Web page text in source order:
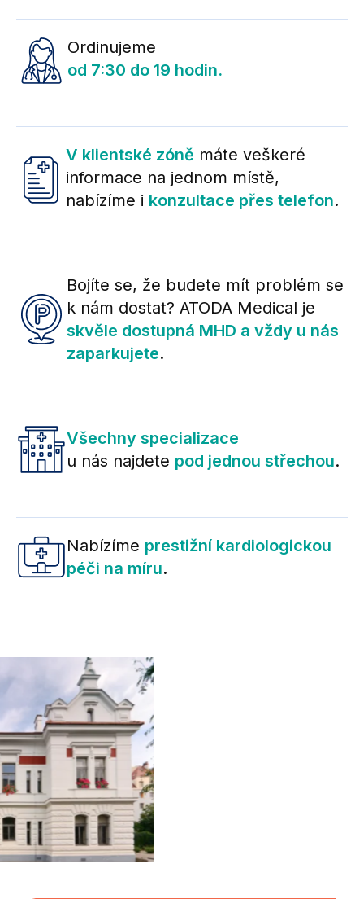
Ordinujeme
od 7:30 do 19 hodin.
V klientské zóně máte veškeré
informace na jednom místě,
nabízíme i konzultace přes telefon.
Bojíte se, že budete mít problém se
k nám dostat? ATODA Medical je
skvěle dostupná MHD a vždy u nás
zaparkujete.
Všechny specializace
u nás najdete pod jednou střechou.
Nabízíme prestižní kardiologickou
péči na míru.